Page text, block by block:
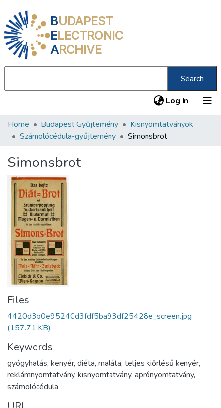
BUDAPEST
ELECTRONIC
ARCHIVE
Search
Log In (current)
Communities & Collections
Statistics
About us
Home Budapest Gyűjtemény
Kisnyomtatványok
Számolócédula-gyűjtemény
Simonsbrot
Simonsbrot
Files
4420d3b0e95240d3fdf5ba93df25428e_screen.jpg
(157.71 KB)
Keywords
gyógyhatás, kenyér, diéta, maláta, teljes kiőrlésű kenyér,
reklámnyomtatvány, kisnyomtatvány, aprónyomtatvány,
számolócédula